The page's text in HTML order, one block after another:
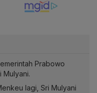
Prabowo
Mulyani.
lagi, Sri Mulyani